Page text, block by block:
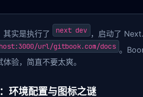
其实是执行了 next dev ，启动了
url/gitbook.com/docs 。
验，简直不要太爽。
环境配置与图标之谜